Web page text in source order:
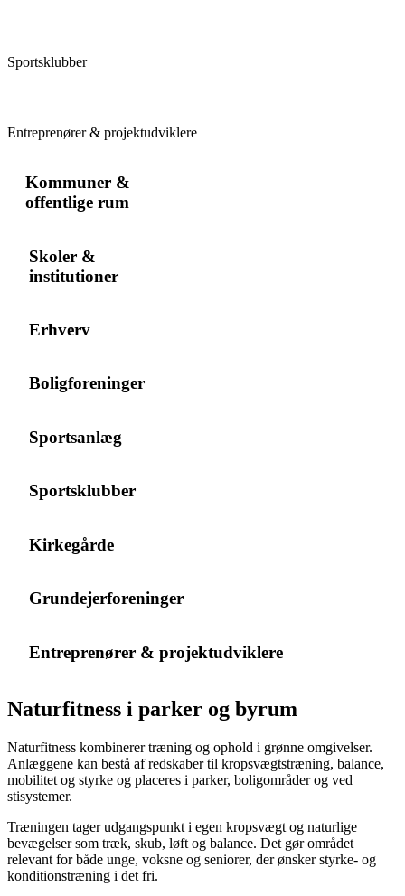
Sportsklubber
Entreprenører & projektudviklere
Kommuner &
offentlige rum
Skoler &
institutioner
Erhverv
Boligforeninger
Sportsanlæg
Sportsklubber
Kirkegårde
Grundejerforeninger
Entreprenører & projektudviklere
Naturfitness i parker og byrum
Naturfitness kombinerer træning og ophold i grønne omgivelser.
Anlæggene kan bestå af redskaber til kropsvægtstræning, balance,
mobilitet og styrke og placeres i parker, boligområder og ved
stisystemer.
Træningen tager udgangspunkt i egen kropsvægt og naturlige
bevægelser som træk, skub, løft og balance. Det gør området
relevant for både unge, voksne og seniorer, der ønsker styrke- og
konditionstræning i det fri.